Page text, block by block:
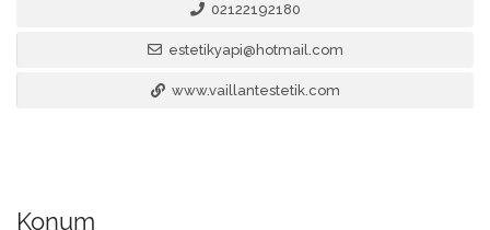
02122192180
estetikyapi@hotmail.com
www.vaillantestetik.com
Konum